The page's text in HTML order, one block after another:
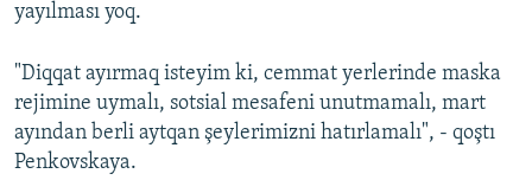
yayılması yoq.
"Diqqat ayırmaq isteyim ki, cemmat yerlerinde maska
rejimine uymalı, sotsial mesafeni unutmamalı, mart
ayından berli aytqan şeylerimizni hatırlamalı", - qoştı
Penkovskaya.